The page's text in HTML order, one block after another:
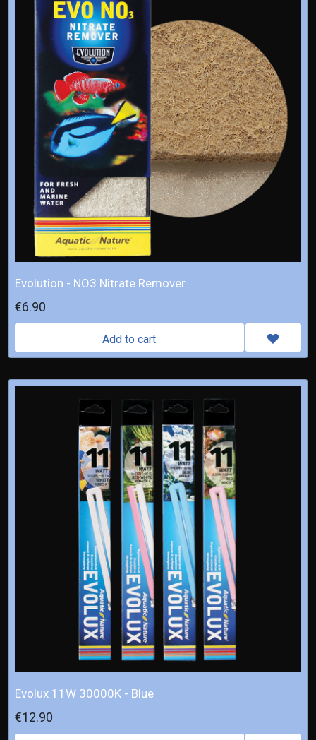
Evolution - NO3 Nitrate Remover
€6.90
Add to cart
Evolux 11W 30000K - Blue
€12.90